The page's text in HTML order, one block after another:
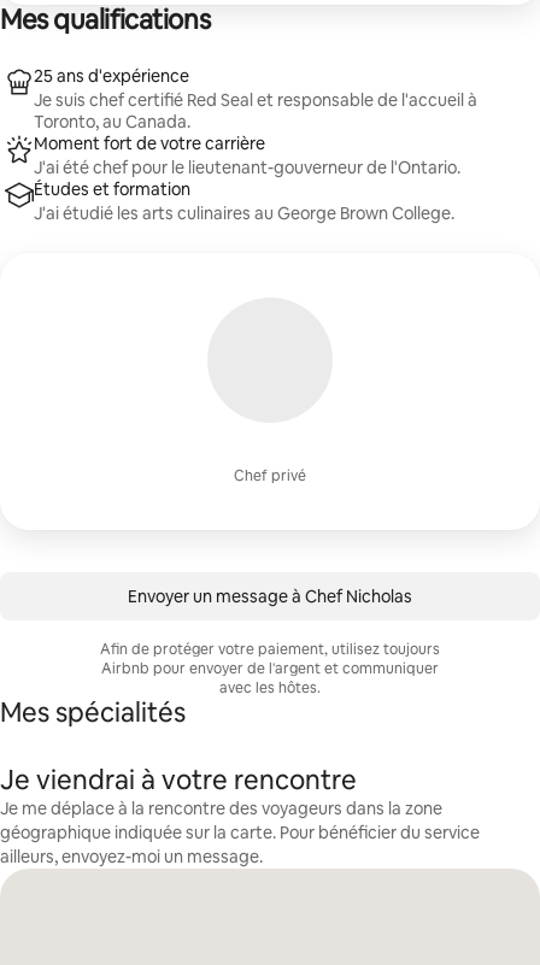
Mes qualifications
Chef privé
25 ans d'expérience
Je suis chef certifié Red Seal et responsable de l'accueil à
Toronto, au Canada.
Moment fort de votre carrière
J'ai été chef pour le lieutenant-gouverneur de l'Ontario.
Études et formation
J'ai étudié les arts culinaires au George Brown College.
Envoyer un message à Chef Nicholas
Afin de protéger votre paiement, utilisez toujours
Airbnb pour envoyer de l'argent et communiquer
avec les hôtes.
Mes spécialités
Je viendrai à votre rencontre
Je me déplace à la rencontre des voyageurs dans la zone
géographique indiquée sur la carte. Pour bénéficier du service
ailleurs, envoyez-moi un message.